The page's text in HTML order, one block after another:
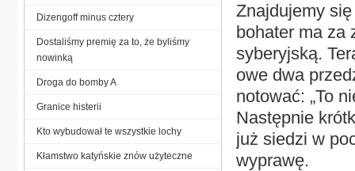
Znajdujemy
bohater ma za
syberyjską.
owe dwa
notować: „To
Następnie
już siedzi w
wyprawę.
Dizengoff minus cztery
Dostaliśmy premię za to, że byliśmy
nowinką
Droga do bomby A
Granice histerii
Kto wybudował te wszystkie lochy
Kłamstwo katyńskie znów użyteczne